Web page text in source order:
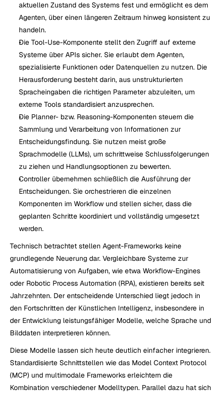
aktuellen Zustand des Systems fest und ermöglicht es dem
Agenten, über einen längeren Zeitraum hinweg konsistent zu
handeln.
Die Tool-Use-Komponente stellt den Zugriff auf externe
Systeme über APIs sicher. Sie erlaubt dem Agenten,
spezialisierte Funktionen oder Datenquellen zu nutzen. Die
Herausforderung besteht darin, aus unstrukturierten
Spracheingaben die richtigen Parameter abzuleiten, um
externe Tools standardisiert anzusprechen.
Die Planner- bzw. Reasoning-Komponenten steuern die
Sammlung und Verarbeitung von Informationen zur
Entscheidungsfindung. Sie nutzen meist große
Sprachmodelle (LLMs), um schrittweise Schlussfolgerungen
zu ziehen und Handlungsoptionen zu bewerten.
Controller übernehmen schließlich die Ausführung der
Entscheidungen. Sie orchestrieren die einzelnen
Komponenten im Workflow und stellen sicher, dass die
geplanten Schritte koordiniert und vollständig umgesetzt
werden.
Technisch betrachtet stellen Agent-Frameworks keine
grundlegende Neuerung dar. Vergleichbare Systeme zur
Automatisierung von Aufgaben, wie etwa Workflow-Engines
oder Robotic Process Automation (RPA), existieren bereits seit
Jahrzehnten. Der entscheidende Unterschied liegt jedoch in
den Fortschritten der Künstlichen Intelligenz, insbesondere in
der Entwicklung leistungsfähiger Modelle, welche Sprache und
Bilddaten interpretieren können.
Diese Modelle lassen sich heute deutlich einfacher integrieren.
Standardisierte Schnittstellen wie das Model Context Protocol
(MCP) und multimodale Frameworks erleichtern die
Kombination verschiedener Modelltypen. Parallel dazu hat sich